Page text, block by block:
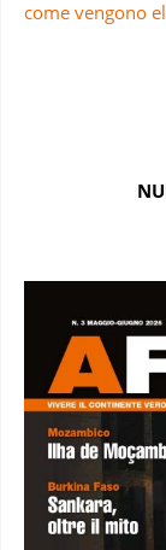
come vengono